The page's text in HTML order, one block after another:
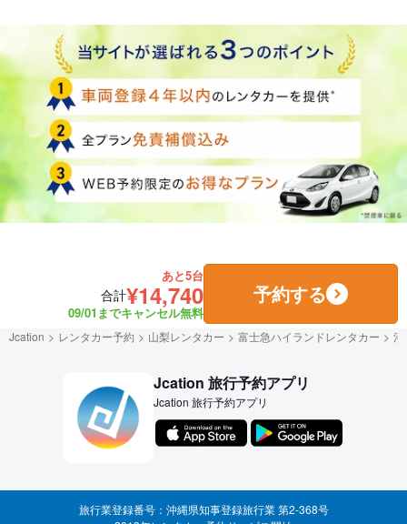
あと5台
合計¥14,740
09/01までキャンセル無料
予約する
Jcation レンタカー予約 山梨レンタカー 富士急ハイランドレンタカー 河
Jcation 旅行予約アプリ
Jcation 旅行予約アプリ
旅行業登録番号：沖縄県知事登録旅行業 第2-368号